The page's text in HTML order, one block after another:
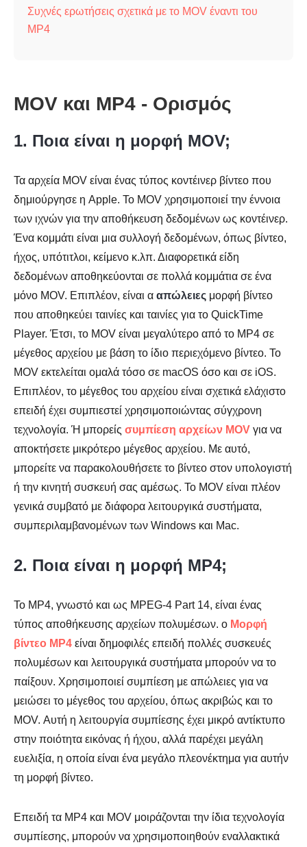
Συχνές ερωτήσεις σχετικά με το MOV έναντι του
MP4
MOV και MP4 - Ορισμός
1. Ποια είναι η μορφή MOV;
Τα αρχεία MOV είναι ένας τύπος κοντέινερ βίντεο που
δημιούργησε η Apple. Το MOV χρησιμοποιεί την έννοια
των ιχνών για την αποθήκευση δεδομένων ως κοντέινερ.
Ένα κομμάτι είναι μια συλλογή δεδομένων, όπως βίντεο,
ήχος, υπότιτλοι, κείμενο κ.λπ. Διαφορετικά είδη
δεδομένων αποθηκεύονται σε πολλά κομμάτια σε ένα
μόνο MOV. Επιπλέον, είναι α απώλειες μορφή βίντεο
που αποθηκεύει ταινίες και ταινίες για το QuickTime
Player. Έτσι, το MOV είναι μεγαλύτερο από το MP4 σε
μέγεθος αρχείου με βάση το ίδιο περιεχόμενο βίντεο. Το
MOV εκτελείται ομαλά τόσο σε macOS όσο και σε iOS.
Επιπλέον, το μέγεθος του αρχείου είναι σχετικά ελάχιστο
επειδή έχει συμπιεστεί χρησιμοποιώντας σύγχρονη
τεχνολογία. Ή μπορείς συμπίεση αρχείων MOV για να
αποκτήσετε μικρότερο μέγεθος αρχείου. Με αυτό,
μπορείτε να παρακολουθήσετε το βίντεο στον υπολογιστή
ή την κινητή συσκευή σας αμέσως. Το MOV είναι πλέον
γενικά συμβατό με διάφορα λειτουργικά συστήματα,
συμπεριλαμβανομένων των Windows και Mac.
2. Ποια είναι η μορφή MP4;
Το MP4, γνωστό και ως MPEG-4 Part 14, είναι ένας
τύπος αποθήκευσης αρχείων πολυμέσων. ο Μορφή
βίντεο MP4 είναι δημοφιλές επειδή πολλές συσκευές
πολυμέσων και λειτουργικά συστήματα μπορούν να το
παίξουν. Χρησιμοποιεί συμπίεση με απώλειες για να
μειώσει το μέγεθος του αρχείου, όπως ακριβώς και το
MOV. Αυτή η λειτουργία συμπίεσης έχει μικρό αντίκτυπο
στην ποιότητα εικόνας ή ήχου, αλλά παρέχει μεγάλη
ευελιξία, η οποία είναι ένα μεγάλο πλεονέκτημα για αυτήν
τη μορφή βίντεο.
Επειδή τα MP4 και MOV μοιράζονται την ίδια τεχνολογία
συμπίεσης, μπορούν να χρησιμοποιηθούν εναλλακτικά